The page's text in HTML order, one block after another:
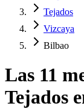
Tejados
Vizcaya
Bilbao
Las 11
Tejados